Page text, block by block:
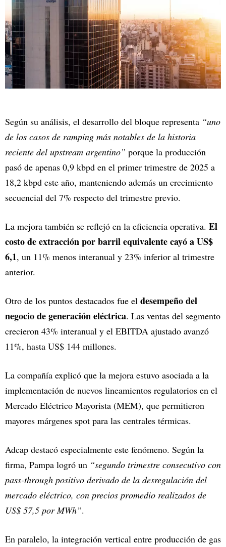
Según su análisis, el desarrollo del bloque representa “uno
de los casos de ramping más notables de la historia
reciente del upstream argentino” porque la producción
pasó de apenas 0,9 kbpd en el primer trimestre de 2025 a
18,2 kbpd este año, manteniendo además un crecimiento
secuencial del 7% respecto del trimestre previo.
La mejora también se reflejó en la eficiencia operativa. El
costo de extracción por barril equivalente cayó a US$
6,1, un 11% menos interanual y 23% inferior al trimestre
anterior.
Otro de los puntos destacados fue el desempeño del
negocio de generación eléctrica. Las ventas del segmento
crecieron 43% interanual y el EBITDA ajustado avanzó
11%, hasta US$ 144 millones.
La compañía explicó que la mejora estuvo asociada a la
implementación de nuevos lineamientos regulatorios en el
Mercado Eléctrico Mayorista (MEM), que permitieron
mayores márgenes spot para las centrales térmicas.
Adcap destacó especialmente este fenómeno. Según la
firma, Pampa logró un “segundo trimestre consecutivo con
pass-through positivo derivado de la desregulación del
mercado eléctrico, con precios promedio realizados de
US$ 57,5 por MWh”.
En paralelo, la integración vertical entre producción de gas